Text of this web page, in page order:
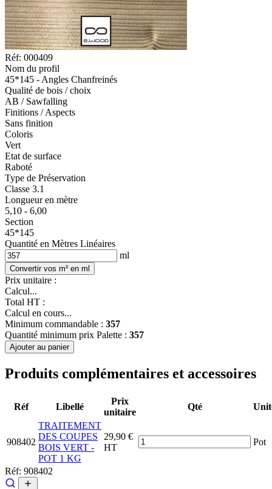
Réf: 000409
Nom du profil
45*145 - Angles Chanfreinés
Qualité de bois / choix
AB / Sawfalling
Finitions / Aspects
Sans finition
Coloris
Vert
Etat de surface
Raboté
Type de Préservation
Classe 3.1
Longueur en mètre
5,10 - 6,00
Section
45*145
Quantité en Mètres Linéaires
ml
Convertir vos m² en ml
Prix unitaire :
Calcul...
Total HT :
Calcul en cours...
Minimum commandable : 357
Quantité minimum prix Palette : 357
Ajouter au panier
Produits complémentaires et accessoires
Réf Libellé
Prix
unitaire
Qté
908402
TRAITEMENT
DES COUPES
BOIS VERT -
POT 1 KG
29,90 €
HT
Pot
Réf: 908402